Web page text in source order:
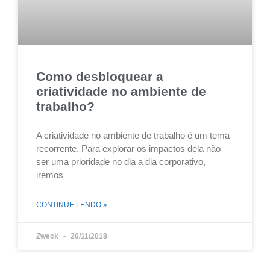
Como desbloquear a
criatividade no ambiente de
trabalho?
A criatividade no ambiente de trabalho é um tema
recorrente. Para explorar os impactos dela não
ser uma prioridade no dia a dia corporativo,
iremos
CONTINUE LENDO »
Zweck 20/11/2018